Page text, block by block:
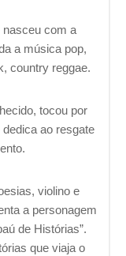
nasceu com a
a música pop,
country reggae.
tocou por
ao resgate
violino e
a personagem
de Histórias”.
que viaja o